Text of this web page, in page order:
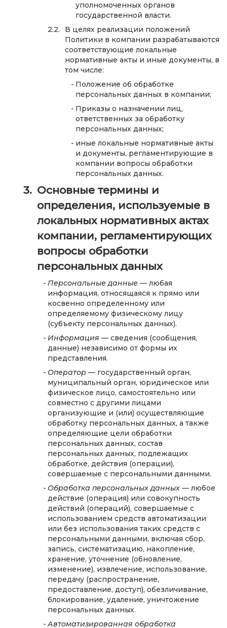
уполномоченных органов
государственной власти.
В целях реализации положений
Политики в компании разрабатываются
соответствующие локальные
нормативные акты и иные документы, в
том числе:
Положение об обработке
персональных данных в компании;
Приказы о назначении лиц,
ответственных за обработку
персональных данных;
иные локальные нормативные акты
и документы, регламентирующие в
компании вопросы обработки
персональных данных.
Основные термины и
определения, используемые в
локальных нормативных актах
компании, регламентирующих
вопросы обработки
персональных данных
Персональные данные — любая
информация, относящаяся к прямо или
косвенно определенному или
определяемому физическому лицу
(субъекту персональных данных).
Информация — сведения (сообщения,
данные) независимо от формы их
представления.
Оператор — государственный орган,
муниципальный орган, юридическое или
физическое лицо, самостоятельно или
совместно с другими лицами
организующие и (или) осуществляющие
обработку персональных данных, а также
определяющие цели обработки
персональных данных, состав
персональных данных, подлежащих
обработке, действия (операции),
совершаемые с персональными данными.
Обработка персональных данных — любое
действие (операция) или совокупность
действий (операций), совершаемые с
использованием средств автоматизации
или без использования таких средств с
персональными данными, включая сбор,
запись, систематизацию, накопление,
хранение, уточнение (обновление,
изменение), извлечение, использование,
передачу (распространение,
предоставление, доступ), обезличивание,
блокирование, удаление, уничтожение
персональных данных.
Автоматизированная обработка